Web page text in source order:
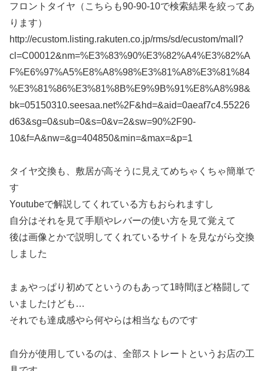
フロントタイヤ（こちらも90-90-10で検索結果を絞ってあ
ります）
http://ecustom.listing.rakuten.co.jp/rms/sd/ecustom/mall?
cl=C00012&nm=%E3%83%90%E3%82%A4%E3%82%A
F%E6%97%A5%E8%A8%98%E3%81%A8%E3%81%84
%E3%81%86%E3%81%8B%E9%9B%91%E8%A8%98&
bk=05150310.seesaa.net%2F&hd=&aid=0aeaf7c4.55226
d63&sg=0&sub=0&s=0&v=2&sw=90%2F90-
10&f=A&nw=&g=404850&min=&max=&p=1
タイヤ交換も、敷居が高そうに見えてめちゃくちゃ簡単で
す
Youtubeで解説してくれている方もおられますし
自分はそれを見て手順やレバーの使い方を見て覚えて
後は画像とかで説明してくれているサイトを見ながら交換
しました
まぁやっぱり初めてというのもあって1時間ほど格闘して
いましたけども…
それでも達成感やら何やらは相当なものです
自分が使用しているのは、全部ストレートというお店の工